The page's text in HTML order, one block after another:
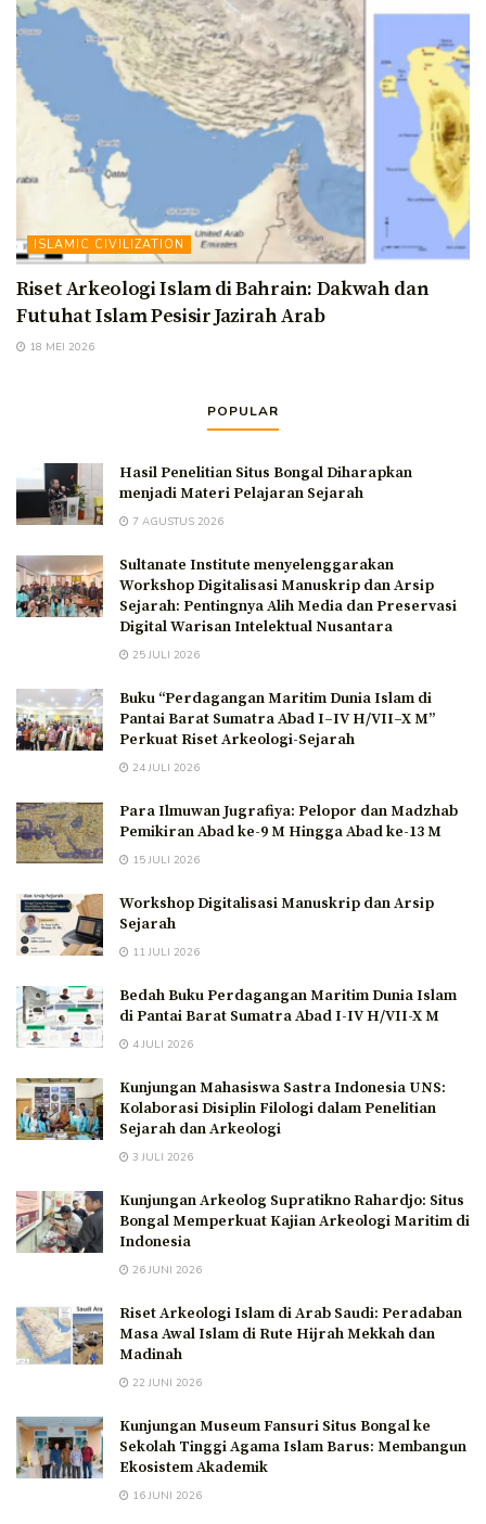
ISLAMIC CIVILIZATION
Riset Arkeologi Islam di Bahrain: Dakwah dan
Futuhat Islam Pesisir Jazirah Arab
18 MEI 2026
POPULAR
Hasil Penelitian Situs Bongal Diharapkan
menjadi Materi Pelajaran Sejarah
7 AGUSTUS 2026
Sultanate Institute menyelenggarakan
Workshop Digitalisasi Manuskrip dan Arsip
Sejarah: Pentingnya Alih Media dan Preservasi
Digital Warisan Intelektual Nusantara
25 JULI 2026
Buku “Perdagangan Maritim Dunia Islam di
Pantai Barat Sumatra Abad I–IV H/VII–X M”
Perkuat Riset Arkeologi-Sejarah
24 JULI 2026
Para Ilmuwan Jugrafiya: Pelopor dan Madzhab
Pemikiran Abad ke-9 M Hingga Abad ke-13 M
15 JULI 2026
Workshop Digitalisasi Manuskrip dan Arsip
Sejarah
11 JULI 2026
Bedah Buku Perdagangan Maritim Dunia Islam
di Pantai Barat Sumatra Abad I-IV H/VII-X M
4 JULI 2026
Kunjungan Mahasiswa Sastra Indonesia UNS:
Kolaborasi Disiplin Filologi dalam Penelitian
Sejarah dan Arkeologi
3 JULI 2026
Kunjungan Arkeolog Supratikno Rahardjo: Situs
Bongal Memperkuat Kajian Arkeologi Maritim di
Indonesia
26 JUNI 2026
Riset Arkeologi Islam di Arab Saudi: Peradaban
Masa Awal Islam di Rute Hijrah Mekkah dan
Madinah
22 JUNI 2026
Kunjungan Museum Fansuri Situs Bongal ke
Sekolah Tinggi Agama Islam Barus: Membangun
Ekosistem Akademik
16 JUNI 2026